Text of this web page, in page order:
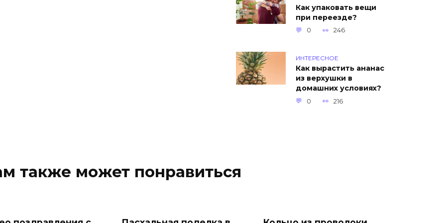
Как упаковать вещи
при переезде?
0 246
ИНТЕРЕСНОЕ
Как вырастить ананас
из верхушки в
домашних условиях?
0 216
также может понравиться